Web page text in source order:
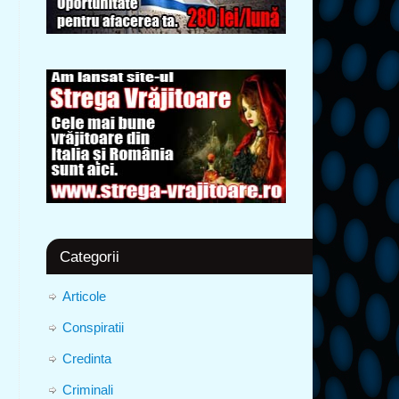
Categorii
Articole
Conspiratii
Credinta
Criminali